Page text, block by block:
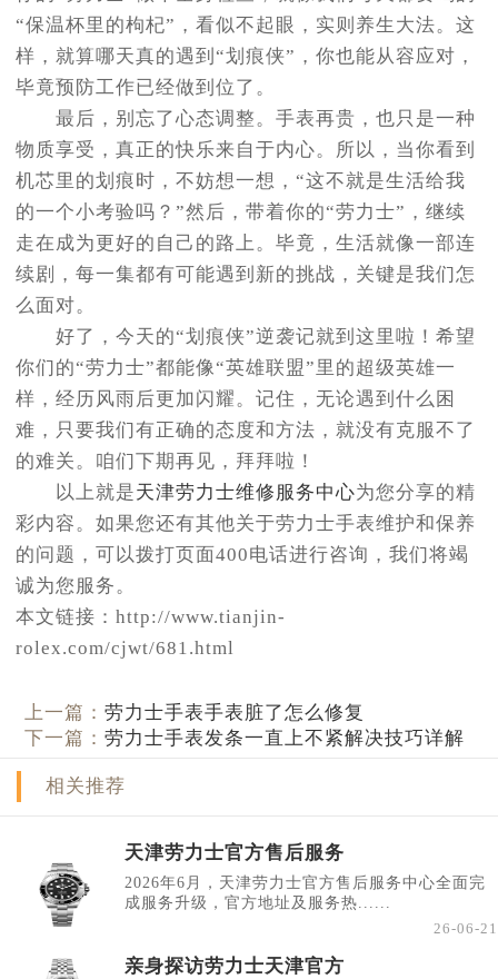
“保温杯里的枸杞”，看似不起眼，实则养生大法。这
样，就算哪天真的遇到“划痕侠”，你也能从容应对，
毕竟预防工作已经做到位了。
最后，别忘了心态调整。手表再贵，也只是一种
物质享受，真正的快乐来自于内心。所以，当你看到
机芯里的划痕时，不妨想一想，“这不就是生活给我
的一个小考验吗？”然后，带着你的“劳力士”，继续
走在成为更好的自己的路上。毕竟，生活就像一部连
续剧，每一集都有可能遇到新的挑战，关键是我们怎
么面对。
好了，今天的“划痕侠”逆袭记就到这里啦！希望
你们的“劳力士”都能像“英雄联盟”里的超级英雄一
样，经历风雨后更加闪耀。记住，无论遇到什么困
难，只要我们有正确的态度和方法，就没有克服不了
的难关。咱们下期再见，拜拜啦！
以上就是天津劳力士维修服务中心为您分享的精
彩内容。如果您还有其他关于劳力士手表维护和保养
的问题，可以拨打页面400电话进行咨询，我们将竭
诚为您服务。
本文链接：http://www.tianjin-
rolex.com/cjwt/681.html
上一篇：劳力士手表手表脏了怎么修复
下一篇：劳力士手表发条一直上不紧解决技巧详解
相关推荐
天津劳力士官方售后服务
2026年6月，天津劳力士官方售后服务中心全面完
成服务升级，官方地址及服务热......
26-06-21
亲身探访劳力士天津官方